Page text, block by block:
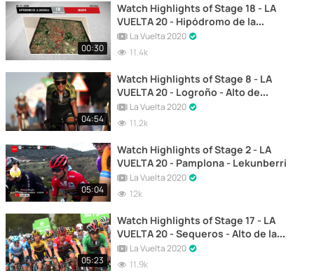
00:30
Watch Highlights of Stage 18 - LA
VUELTA 20 - Hipódromo de la
Zarzuela - Madrid
La Vuelta 2020
11.4k
04:54
Watch Highlights of Stage 8 - LA
VUELTA 20 - Logroño - Alto de
Moncalvillo
La Vuelta 2020
11.2k
05:04
Watch Highlights of Stage 2 - LA
VUELTA 20 - Pamplona - Lekunberri
La Vuelta 2020
12k
05:23
Watch Highlights of Stage 17 - LA
VUELTA 20 - Sequeros - Alto de la
Covatilla
La Vuelta 2020
11.9k